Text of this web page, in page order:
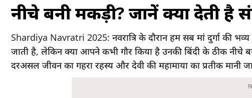
नीचे बनी मकड़ी? जानें क्या देती है
Shardiya Navratri 2025: नवरात्रि के दौरान हम सब मां दुर्गा की
जाती है, लेकिन क्या आपने कभी गौर किया है उनकी बिंदी के ठीक नीचे
दरअसल जीवन का गहरा रहस्य और देवी की महामाया का प्रतीक